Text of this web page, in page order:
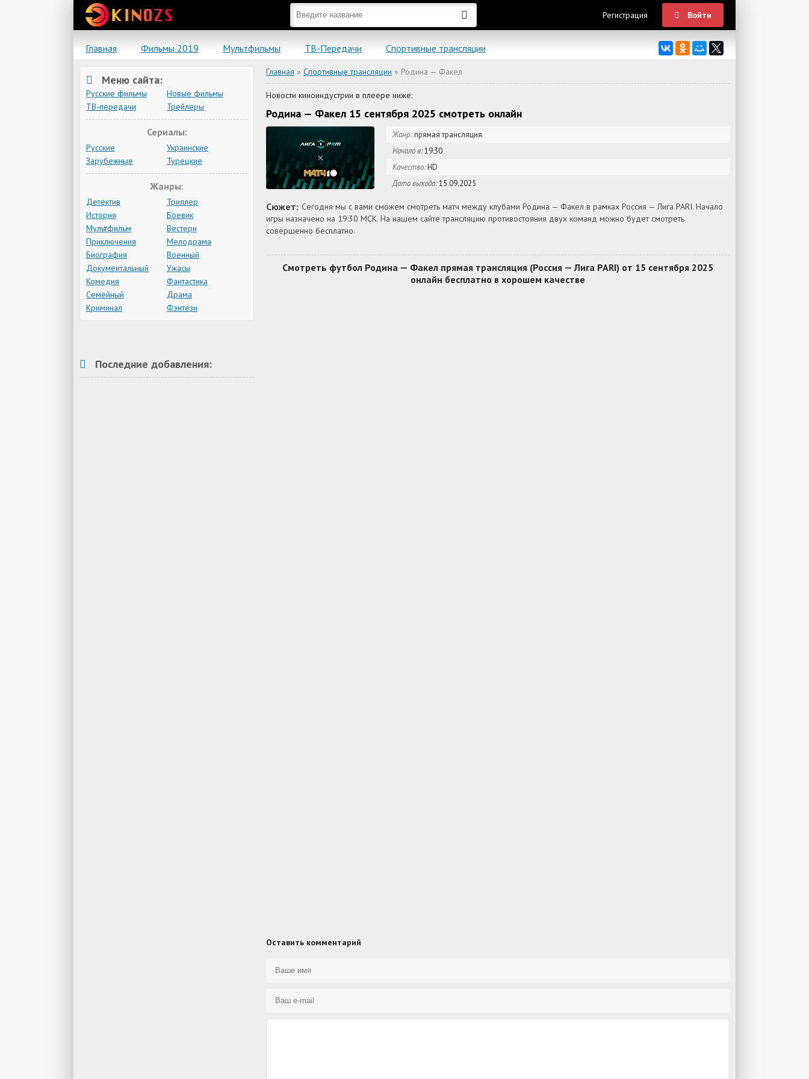
Регистрация Войти
Главная Фильмы 2019 Мультфильмы ТВ-Передачи Спортивные трансляции
Главная » Спортивные трансляции » Родина — Факел
Новости киноиндустрии в плеере ниже:
Родина — Факел 15 сентября 2025 смотреть онлайн
Жанр:прямая трансляция
Начало в:19:30
Качество:HD
Дата выхода:15.09.2025
Сюжет: Сегодня мы с вами сможем смотреть матч между клубами Родина — Факел в рамках Россия — Лига PARI. Начало
игры назначено на 19:30 МСК. На нашем сайте трансляцию противостояния двух команд можно будет смотреть
совершенно бесплатно.
Смотреть футбол Родина — Факел прямая трансляция (Россия — Лига PARI) от 15 сентября 2025
онлайн бесплатно в хорошем качестве
Оставить комментарий
Меню сайта:
Русские фильмы
Новые фильмы
ТВ-передачи
Трейлеры
Сериалы:
Русские
Украинские
Зарубежные
Турецкие
Жанры:
Детектив
Триллер
История
Боевик
Мультфильм
Вестерн
Приключения
Мелодрама
Биография
Военный
Документальный
Ужасы
Комедия
Фантастика
Семейный
Драма
Криминал
Фэнтези
Последние добавления: